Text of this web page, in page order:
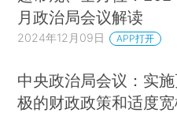
月政治局会议解读
2024年12月09日 APP打开
中央政治局会议：实
极的财政政策和适度